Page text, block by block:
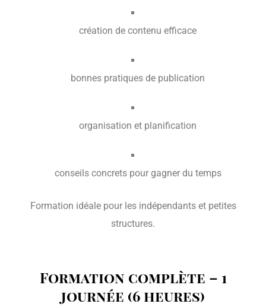
création de contenu efficace
bonnes pratiques de publication
organisation et planification
conseils concrets pour gagner du temps
Formation idéale pour les indépendants et petites
structures.
Formation complète – 1
journée (6 heures)